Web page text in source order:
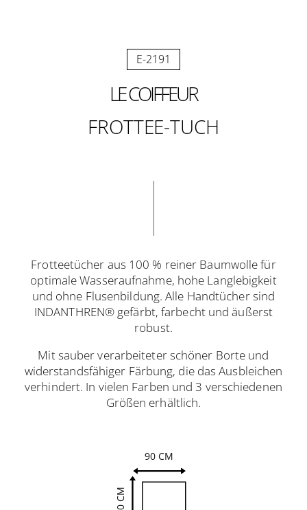
E-2191
LE COIFFEUR
FROTTEE-TUCH
Frotteetücher aus 100 % reiner Baumwolle für
optimale Wasseraufnahme, hohe Langlebigkeit
und ohne Flusenbildung. Alle Handtücher sind
INDANTHREN® gefärbt, farbecht und äußerst
robust.
Mit sauber verarbeiteter schöner Borte und
widerstandsfähiger Färbung, die das Ausbleichen
verhindert. In vielen Farben und 3 verschiedenen
Größen erhältlich.
30 CM
90 CM